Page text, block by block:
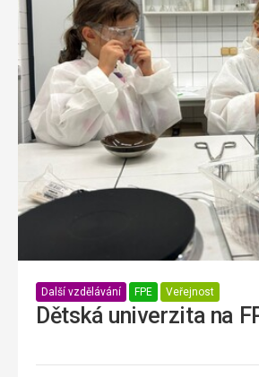
Další vzdělávání FPE Veřejnost
Dětská univerzita na